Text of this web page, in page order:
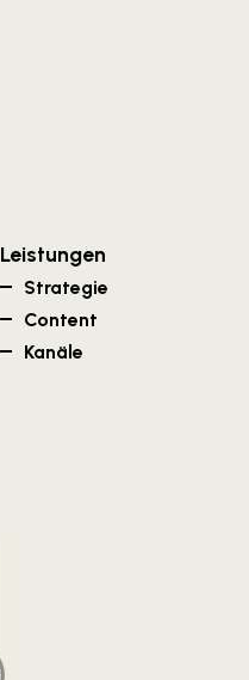
Leistungen
Strategie
Content
Kanäle